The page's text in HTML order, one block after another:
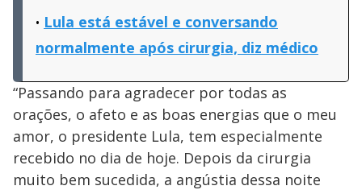
Lula está estável e conversando
normalmente após cirurgia, diz médico
“Passando para agradecer por todas as
orações, o afeto e as boas energias que o meu
amor, o presidente Lula, tem especialmente
recebido no dia de hoje. Depois da cirurgia
muito bem sucedida, a angústia dessa noite